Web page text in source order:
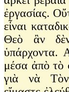
ἐργασίας.
εἶναι
Θεὸ ἂν
ὑπάρχοντα.
μέσα ἀπὸ τὸ
γιὰ νὰ Τὸν